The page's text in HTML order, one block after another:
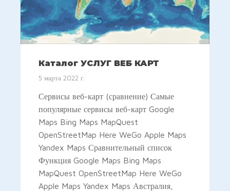
Каталог УСЛУГ ВЕБ КАРТ
5 марта 2022 г.
Сервисы веб-карт (сравнение) Самые
популярные сервисы веб-карт Google
Maps Bing Maps MapQuest
OpenStreetMap Here WeGo Apple Maps
Yandex Maps Сравнительный список
Функция Google Maps Bing Maps
MapQuest OpenStreetMap Here WeGo
Apple Maps Yandex Maps Австралия,